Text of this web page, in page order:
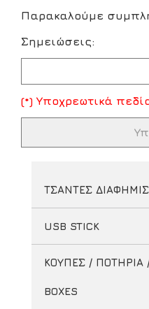
Παρακαλούμε
Σημειώσεις:
(*) Υποχρεωτικά
ΤΣΑΝΤΕΣ
USB STICK
ΚΟΥΠΕΣ / ΠΟΤΗΡΙΑ
BOXES